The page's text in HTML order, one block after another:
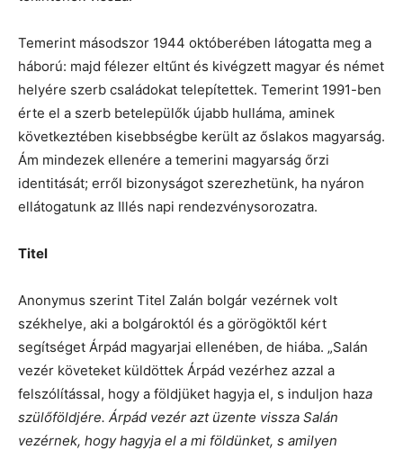
Temerint másodszor 1944 októberében látogatta meg a
háború: majd félezer eltűnt és kivégzett magyar és német
helyére szerb családokat telepítettek. Temerint 1991-ben
érte el a szerb betelepülők újabb hulláma, aminek
következtében kisebbségbe került az őslakos magyarság.
Ám mindezek ellenére a temerini magyarság őrzi
identitását; erről bizonyságot szerezhetünk, ha nyáron
ellátogatunk az Illés napi rendezvénysorozatra.
Titel
Anonymus szerint Titel Zalán bolgár vezérnek volt
székhelye, aki a bolgároktól és a görögöktől kért
segítséget Árpád magyarjai ellenében, de hiába. „Salán
vezér követeket küldöttek Árpád vezérhez azzal a
felszólítással, hogy a földjüket hagyja el, s induljon haza
szülőföldjére. Árpád vezér azt üzente vissza Salán
vezérnek, hogy hagyja el a mi földünket, s amilyen